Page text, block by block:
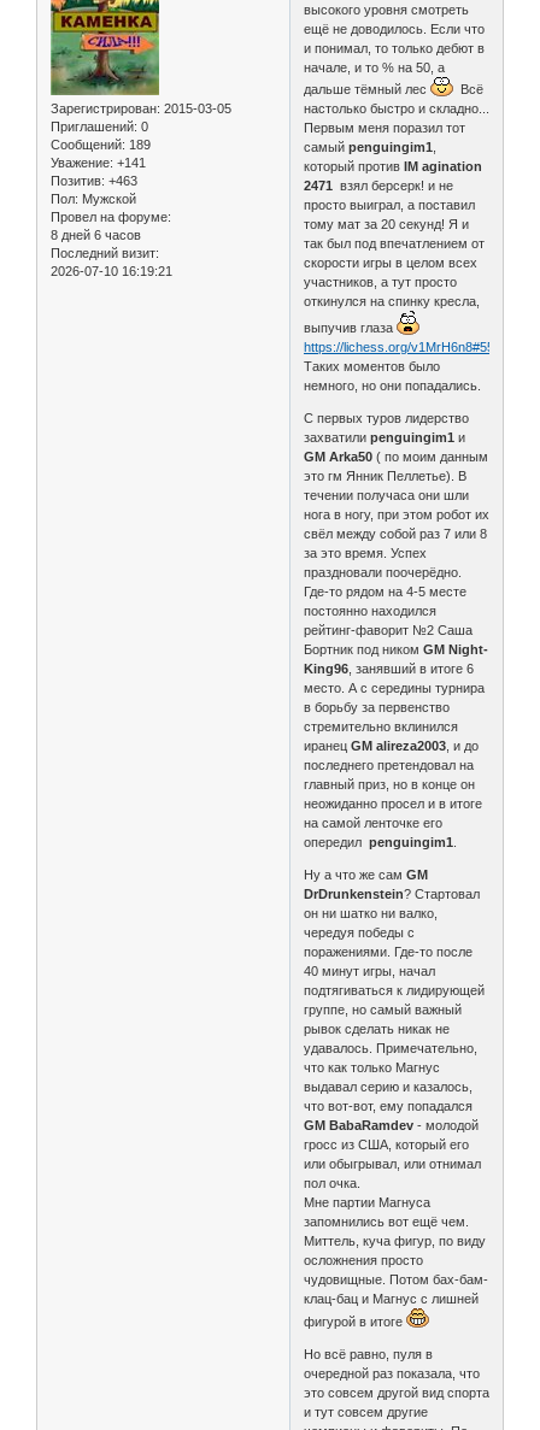
Зарегистрирован: 2015-03-05
Приглашений: 0
Сообщений: 189
Уважение: +141
Позитив: +463
Пол: Мужской
Провел на форуме:
8 дней 6 часов
Последний визит:
2026-07-10 16:19:21
высокого уровня смотреть
ещё не доводилось. Если что
и понимал, то только дебют в
начале, и то % на 50, а
дальше тёмный лес
Всё
настолько быстро и складно...
Первым меня поразил тот
самыйpenguingim1
который противIM agination
2471 взял берсерк! и не
просто выиграл, а поставил
тому мат за 20 секунд! Я и
так был под впечатлением от
скорости игры в целом всех
участников, а тут просто
откинулся на спинку кресла,
выпучив глаза
https://lichess.org/v1MrH6n8#55
Таких моментов было
немного, но они попадались.
С первых туров лидерство
захватилиpenguingim1 и
GM Arka50 ( по моим данным
это гм Янник Пеллетье). В
течении получаса они шли
нога в ногу, при этом робот их
свёл между собой раз 7 или 8
за это время. Успех
праздновали поочерёдно.
Где-то рядом на 4-5 месте
постоянно находился
рейтинг-фаворит №2 Саша
Бортник под никомGM Night-
King96 , занявший в итоге 6
место. А с середины турнира
в борьбу за первенство
стремительно вклинился
иранецGM alireza2003 , и до
последнего претендовал на
главный приз, но в конце он
неожиданно просел и в итоге
на самой ленточке его
опередилpenguingim1
Ну а что же самGM
DrDrunkenstein? Стартовал
он ни шатко ни валко,
чередуя победы с
поражениями. Где-то после
40 минут игры, начал
подтягиваться к лидирующей
группе, но самый важный
рывок сделать никак не
удавалось. Примечательно,
что как только Магнус
выдавал серию и казалось,
что вот-вот, ему попадался
GM BabaRamdev - молодой
гросс из США, который его
или обыгрывал, или отнимал
пол очка.
Мне партии Магнуса
запомнились вот ещё чем.
Миттель, куча фигур, по виду
осложнения просто
чудовищные. Потом бах-бам-
клац-бац и Магнус с лишней
фигурой в итоге
Но всё равно, пуля в
очередной раз показала, что
это совсем другой вид спорта
и тут совсем другие